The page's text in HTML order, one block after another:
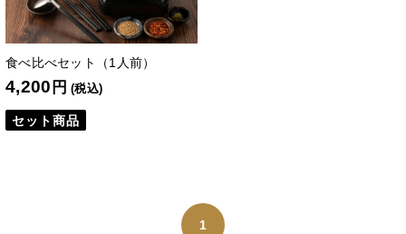
食べ比べセット（1人前）
4,200 円 (税込)
セット商品
1